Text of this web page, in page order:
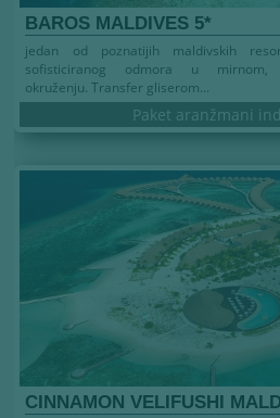
BAROS MALDIVES 5*
jedan od poznatijih maldivskih
sofisticiranog odmora u mirnom,
okruženju. Transfer gliserom...
Paket aranžmani
CINNAMON VELIFUSHI